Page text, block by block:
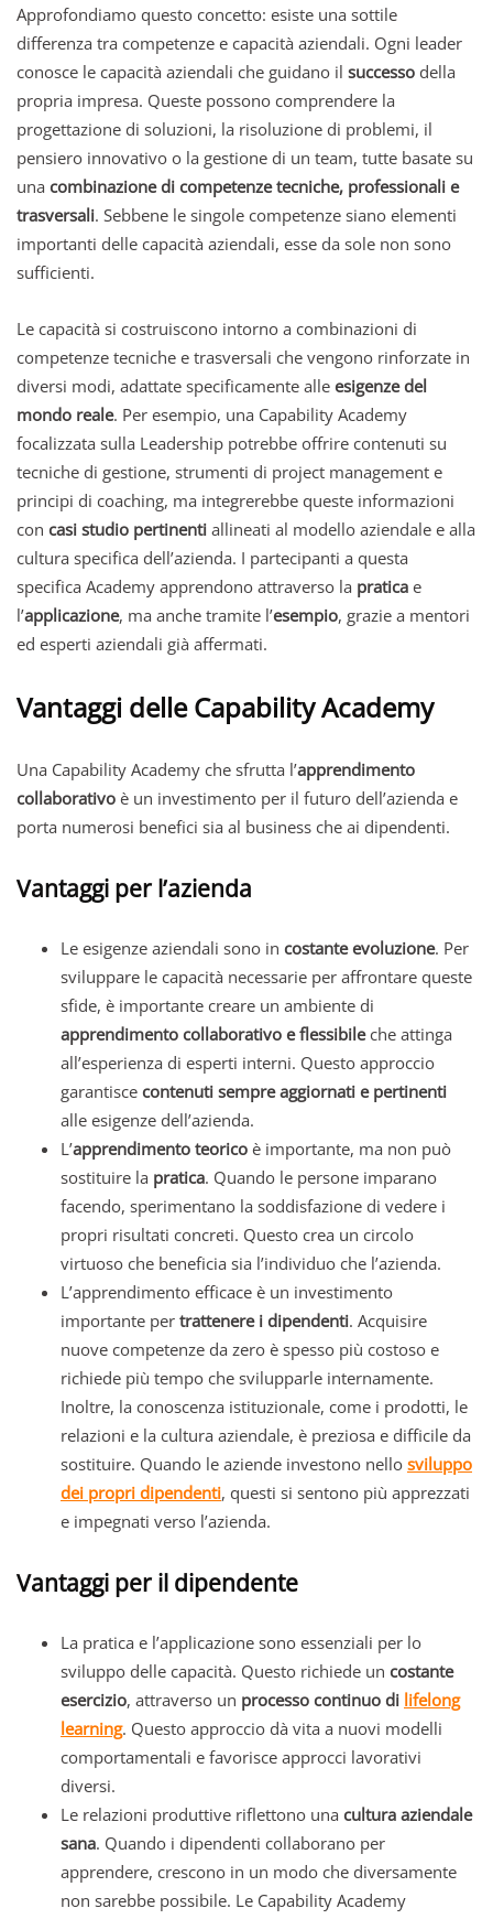
Approfondiamo questo concetto: esiste una sottile
differenza tra competenze e capacità aziendali. Ogni leader
conosce le capacità aziendali che guidano il successo della
propria impresa. Queste possono comprendere la
progettazione di soluzioni, la risoluzione di problemi, il
pensiero innovativo o la gestione di un team, tutte basate su
una combinazione di competenze tecniche, professionali e
trasversali. Sebbene le singole competenze siano elementi
importanti delle capacità aziendali, esse da sole non sono
sufficienti.
Le capacità si costruiscono intorno a combinazioni di
competenze tecniche e trasversali che vengono rinforzate in
diversi modi, adattate specificamente alle esigenze del
mondo reale. Per esempio, una Capability Academy
focalizzata sulla Leadership potrebbe offrire contenuti su
tecniche di gestione, strumenti di project management e
principi di coaching, ma integrerebbe queste informazioni
con casi studio pertinenti allineati al modello aziendale e alla
cultura specifica dell’azienda. I partecipanti a questa
specifica Academy apprendono attraverso la pratica e
l’applicazione, ma anche tramite l’esempio, grazie a mentori
ed esperti aziendali già affermati.
Vantaggi delle Capability Academy
Una Capability Academy che sfrutta l’apprendimento
collaborativo è un investimento per il futuro dell’azienda e
porta numerosi benefici sia al business che ai dipendenti.
Vantaggi per l’azienda
Le esigenze aziendali sono in costante evoluzione. Per
sviluppare le capacità necessarie per affrontare queste
sfide, è importante creare un ambiente di
apprendimento collaborativo e flessibileche attinga
all’esperienza di esperti interni. Questo approccio
garantisce contenuti sempre aggiornati e pertinenti
alle esigenze dell’azienda.
L’apprendimento teorico è importante, ma non può
sostituire la pratica. Quando le persone imparano
facendo, sperimentano la soddisfazione di vedere i
propri risultati concreti. Questo crea un circolo
virtuoso che beneficia sia l’individuo che l’azienda.
L’apprendimento efficace è un investimento
importante per trattenere i dipendenti. Acquisire
nuove competenze da zero è spesso più costoso e
richiede più tempo che svilupparle internamente.
Inoltre, la conoscenza istituzionale, come i prodotti, le
relazioni e la cultura aziendale, è preziosa e difficile da
sostituire. Quando le aziende investono nello sviluppo
dei propri dipendenti, questi si sentono più apprezzati
e impegnati verso l’azienda.
Vantaggi per il dipendente
La pratica e l’applicazione sono essenziali per lo
sviluppo delle capacità. Questo richiede un costante
esercizio, attraverso un processo continuo di lifelong
learning. Questo approccio dà vita a nuovi modelli
comportamentali e favorisce approcci lavorativi
diversi.
Le relazioni produttive riflettono una cultura aziendale
sana. Quando i dipendenti collaborano per
apprendere, crescono in un modo che diversamente
non sarebbe possibile. Le Capability Academy